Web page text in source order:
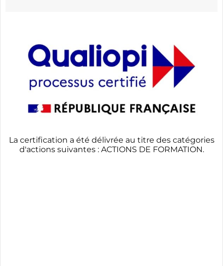
La certification a été délivrée au titre des catégories
d'actions suivantes : ACTIONS DE FORMATION.